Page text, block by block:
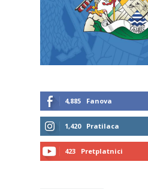
4,885 Fanova
1,420 Pratilaca
423 Pretplatnici